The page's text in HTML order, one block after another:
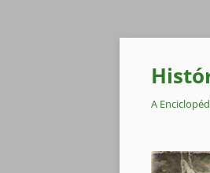
Pular
conteúdo
A